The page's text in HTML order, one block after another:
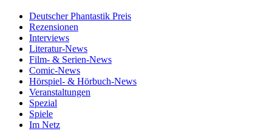
Deutscher Phantastik Preis
Rezensionen
Interviews
Literatur-News
Film- & Serien-News
Comic-News
Hörspiel- & Hörbuch-News
Veranstaltungen
Spezial
Spiele
Im Netz